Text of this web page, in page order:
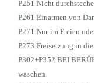
P251 Nicht
P261 Einatmen von
P271 Nur im Freien
P273 Freisetzung in
P302+P352 BEI
waschen.